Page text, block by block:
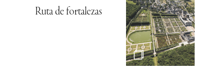
Ruta de fortalezas